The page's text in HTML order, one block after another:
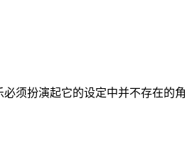
须扮演起它的设定中并不存在的角